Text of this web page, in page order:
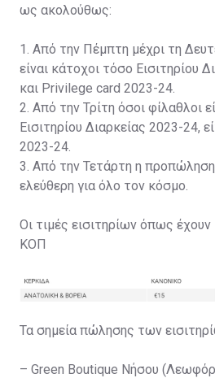
ως ακολούθως:
1. Από την Πέμπτη μέχρι τη
είναι κάτοχοι τόσο Εισιτηρίου
και Privilege card 2023-24.
2. Από την Τρίτη όσοι φίλαθλοι
Εισιτηρίου Διαρκείας 2023-24,
2023-24.
3. Από την Τετάρτη η προπώληση
ελεύθερη για όλο τον κόσμο.
Οι τιμές εισιτηρίων όπως
ΚΟΠ
Τα σημεία πώλησης των
– Green Boutique Νήσου